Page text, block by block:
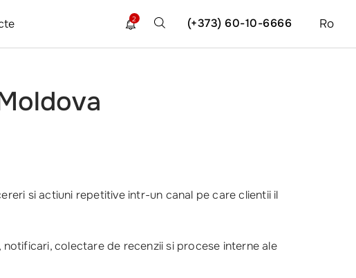
Ro
(+373) 60-10-6666
2
si actiuni repetitive intr-un canal pe care clientii il
colectare de recenzii si procese interne ale